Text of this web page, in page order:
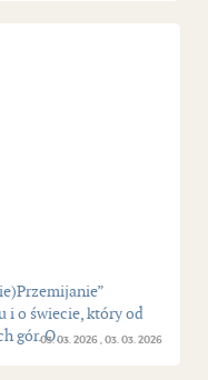
03. 03. 2026 03. 03. 2026
i o świecie, który od
gór. O...